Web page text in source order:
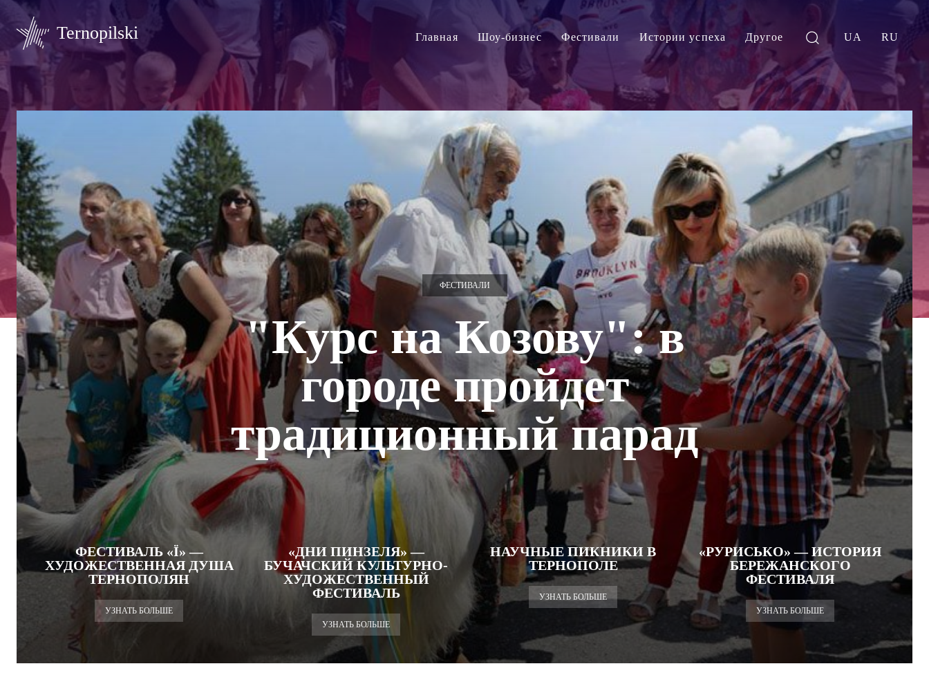
Ternopilski Главная Шоу-бизнес Фестивали Истории успеха Другое UA RU
ФЕСТИВАЛИ
"Курс на Козову": в
городе пройдет
традиционный парад
ФЕСТИВАЛЬ «Ї» —
ХУДОЖЕСТВЕННАЯ ДУША
ТЕРНОПОЛЯН
УЗНАТЬ БОЛЬШЕ
«ДНИ ПИНЗЕЛЯ» —
БУЧАЧСКИЙ КУЛЬТУРНО-
ХУДОЖЕСТВЕННЫЙ
ФЕСТИВАЛЬ
УЗНАТЬ БОЛЬШЕ
НАУЧНЫЕ ПИКНИКИ В
ТЕРНОПОЛЕ
УЗНАТЬ БОЛЬШЕ
«РУРИСЬКО» — ИСТОРИЯ
БЕРЕЖАНСКОГО
ФЕСТИВАЛЯ
УЗНАТЬ БОЛЬШЕ